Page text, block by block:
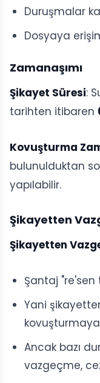
Duruşmalar
Dosyaya
Zamanaşımı
Şikayet Süresi:
tarihten itibaren
Kovuşturma
bulunulduktan
yapılabilir.
Şikayetten
Şikayetten
Şantaj
Yani
Ancak bazı
vazgeçme,